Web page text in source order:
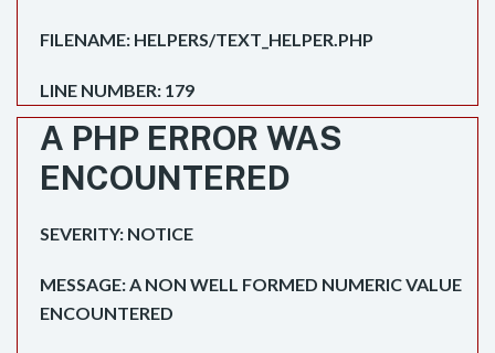
FILENAME: HELPERS/TEXT_HELPER.PHP
LINE NUMBER: 179
A PHP ERROR WAS
ENCOUNTERED
SEVERITY: NOTICE
MESSAGE: A NON WELL FORMED NUMERIC VALUE
ENCOUNTERED